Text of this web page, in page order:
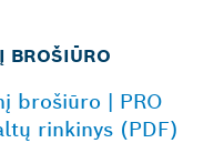
BROŠIŪRO
brošiūro | PRO
rinkinys (PDF)